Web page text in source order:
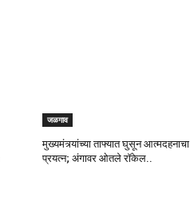
जळगाव
मुख्यमंत्र्यांच्या ताफ्यात घुसून आत्मदहनाचा
प्रयत्न; अंगावर ओतले रॉकेल..